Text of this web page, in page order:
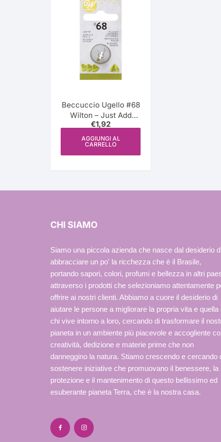
Beccuccio Ugello #68
Wilton – Just Add
Love
€1,92
AGGIUNGI AL
CARRELLO
CHI SIAMO
Siamo una piccola azienda che nasce dal desiderio
abbracciare un po' la ricchezza che è il Brasile,
portando sapori, colori, profumi e bellezza in altri
attraverso i prodotti che selezioniamo attentamente
offrire ai nostri clienti. Abbiamo a cuore il desiderio di
aiutare le persone a migliorare la propria vita e quella
chi vive intorno a loro, cercando di trasformare il
pianeta in un ambiente più piacevole e accogliente
creatività, dedizione e materie prime che non
danneggino la natura. Stiamo crescendo e cercando
sostenere iniziative che promuovano il benessere, la
protezione e il mantenimento di questo bellissimo ed
esuberante pianeta Terra, che è la nostra casa.